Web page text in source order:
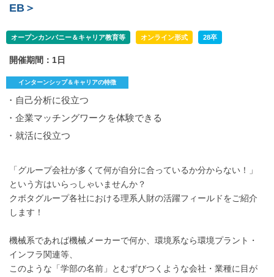
EB＞
オープンカンパニー＆キャリア教育等 オンライン形式 28卒
開催期間：1日
インターンシップ＆キャリアの特徴
・自己分析に役立つ
・企業マッチングワークを体験できる
・就活に役立つ
「グループ会社が多くて何が自分に合っているか分からない！」
という方はいらっしゃいませんか？
クボタグループ各社における理系人財の活躍フィールドをご紹介
します！
機械系であれば機械メーカーで何か、環境系なら環境プラント・
インフラ関連等、
このような「学部の名前」とむずびつくような会社・業種に目が